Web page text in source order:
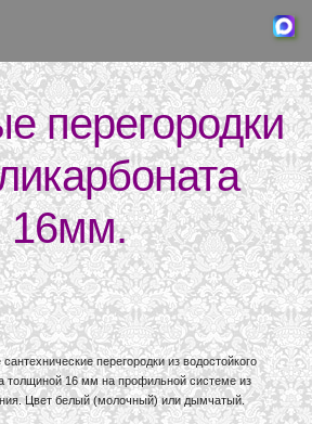
перегородки
16мм.
перегородки из водостойкого
толщиной 16 мм на профильной системе из
Цвет белый (молочный) или дымчатый.